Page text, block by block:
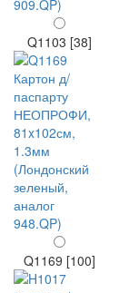
Q1103 [38]
Q1169 [100]